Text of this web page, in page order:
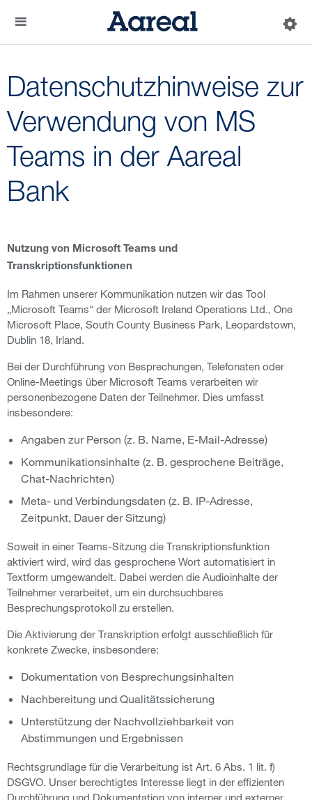
Datenschutzhinweise zur
Verwendung von MS
Teams in der Aareal
Bank
Nutzung von Microsoft Teams und
Transkriptionsfunktionen
Im Rahmen unserer Kommunikation nutzen wir das Tool
„Microsoft Teams“ der Microsoft Ireland Operations Ltd., One
Microsoft Place, South County Business Park, Leopardstown,
Dublin 18, Irland.
Bei der Durchführung von Besprechungen, Telefonaten oder
Online-Meetings über Microsoft Teams verarbeiten wir
personenbezogene Daten der Teilnehmer. Dies umfasst
insbesondere:
Angaben zur Person (z. B. Name, E-Mail-Adresse)
Kommunikationsinhalte (z. B. gesprochene Beiträge,
Chat-Nachrichten)
Meta- und Verbindungsdaten (z. B. IP-Adresse,
Zeitpunkt, Dauer der Sitzung)
Soweit in einer Teams-Sitzung die Transkriptionsfunktion
aktiviert wird, wird das gesprochene Wort automatisiert in
Textform umgewandelt. Dabei werden die Audioinhalte der
Teilnehmer verarbeitet, um ein durchsuchbares
Besprechungsprotokoll zu erstellen.
Die Aktivierung der Transkription erfolgt ausschließlich für
konkrete Zwecke, insbesondere:
Dokumentation von Besprechungsinhalten
Nachbereitung und Qualitätssicherung
Unterstützung der Nachvollziehbarkeit von
Abstimmungen und Ergebnissen
Rechtsgrundlage für die Verarbeitung ist Art. 6 Abs. 1 lit. f)
DSGVO. Unser berechtigtes Interesse liegt in der effizienten
Durchführung und Dokumentation von interner und externer